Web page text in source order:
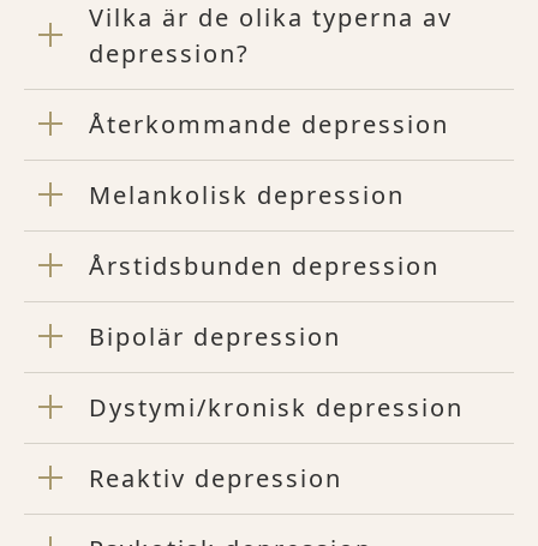
Vilka är de olika typerna av
depression?
Återkommande depression
Melankolisk depression
Årstidsbunden depression
Bipolär depression
Dystymi/kronisk depression
Reaktiv depression